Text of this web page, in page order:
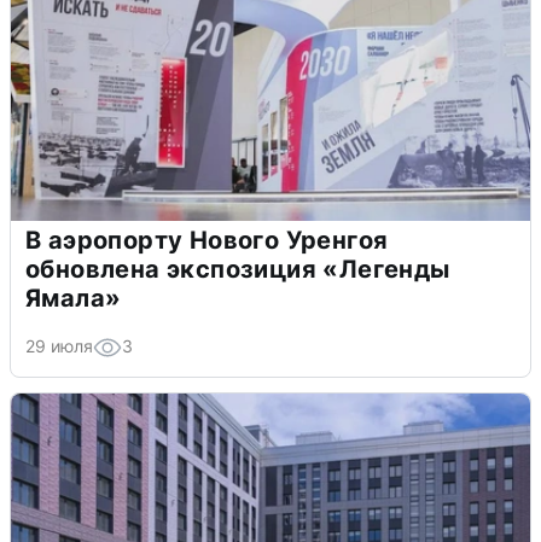
В аэропорту Нового Уренгоя
обновлена экспозиция «Легенды
Ямала»
29 июля 3